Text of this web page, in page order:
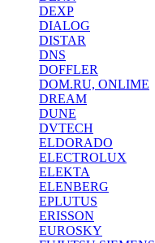
DEXP
DIALOG
DISTAR
DNS
DOFFLER
DOM.RU, ONLIME
DREAM
DUNE
DVTECH
ELDORADO
ELECTROLUX
ELEKTA
ELENBERG
EPLUTUS
ERISSON
EUROSKY